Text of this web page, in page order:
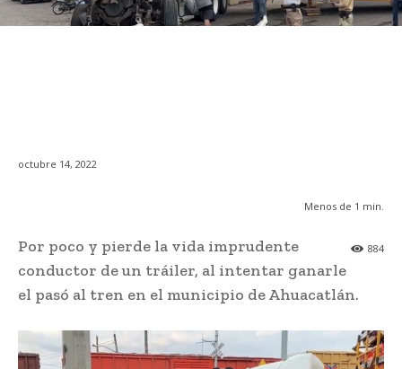
octubre 14, 2022
Menos de 1 min.
884
Por poco y pierde la vida imprudente
conductor de un tráiler, al intentar ganarle
el pasó al tren en el municipio de Ahuacatlán.